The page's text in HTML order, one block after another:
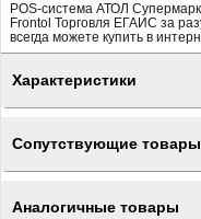
POS-система АТОЛ
Frontol Торговля ЕГАИС за
всегда можете купить в
Характеристики
Сопутствующие товары
Аналогичные товары